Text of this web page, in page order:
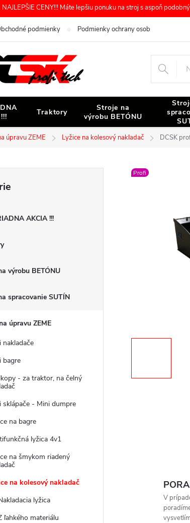
NAJLEPŠIE CENY!!! Máte lepšiu ponuku na stroj s aspoň
podmienky Podmienky ochrany osobných údajov
Traktory
Stroje na
výrobu BETÓNU
úpravu ZEME Lyžice na kolesový nakladač DCSK
AKCIA !!!
výrobu BETÓNU
spracovanie SUTÍN
úpravu ZEME
nakladače
bagre
- za traktor, na čelný
sklápače - Mini dumpre
na bagre
lyžica 4v1
na šmykom riadený
na kolesový nakladač
lyžica
ľahkého materiálu
Profi
V